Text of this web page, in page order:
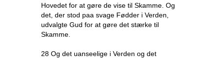
Hovedet for at gøre de vise til Skamme. Og
det, der stod paa svage Fødder i Verden,
udvalgte Gud for at gøre det stærke til
Skamme.
28 Og det uanseelige i Verden og det